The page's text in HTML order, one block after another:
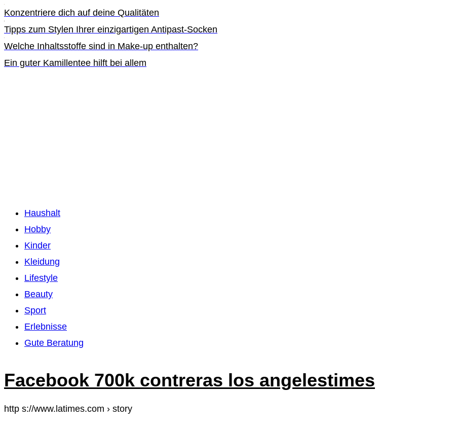
Konzentriere dich auf deine Qualitäten
Tipps zum Stylen Ihrer einzigartigen Antipast-Socken
Welche Inhaltsstoffe sind in Make-up enthalten?
Ein guter Kamillentee hilft bei allem
Haushalt
Hobby
Kinder
Kleidung
Lifestyle
Beauty
Sport
Erlebnisse
Gute Beratung
Facebook 700k contreras los angelestimes
http s://www.latimes.com › story